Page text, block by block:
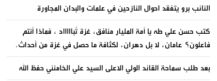
النائب برو يتفقد احوال النازحين في علمات والبدان المجاورة
كتب حسن علي طه يا أمة المليار منافق، غزة تُباااااد ، فماذا أنتم
فاعلون؟ عامان، لا بل دهران، لكثافة ما حصل في غزة من أحداث.
بعد طلب سماحة القائد الولي الاعلى السيد علي الخامنئي حفظ الله